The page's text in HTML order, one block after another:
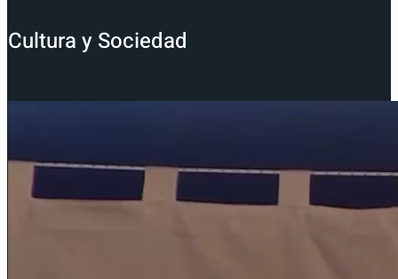
Cultura y Sociedad